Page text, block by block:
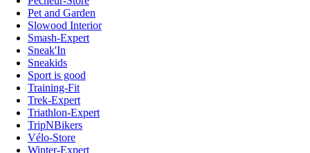
Pet and Garden
Slowood Interior
Smash-Expert
Sneak'In
Sneakids
Sport is good
Training-Fit
Trek-Expert
Triathlon-Expert
TripNBikers
Vélo-Store
Winter-Expert